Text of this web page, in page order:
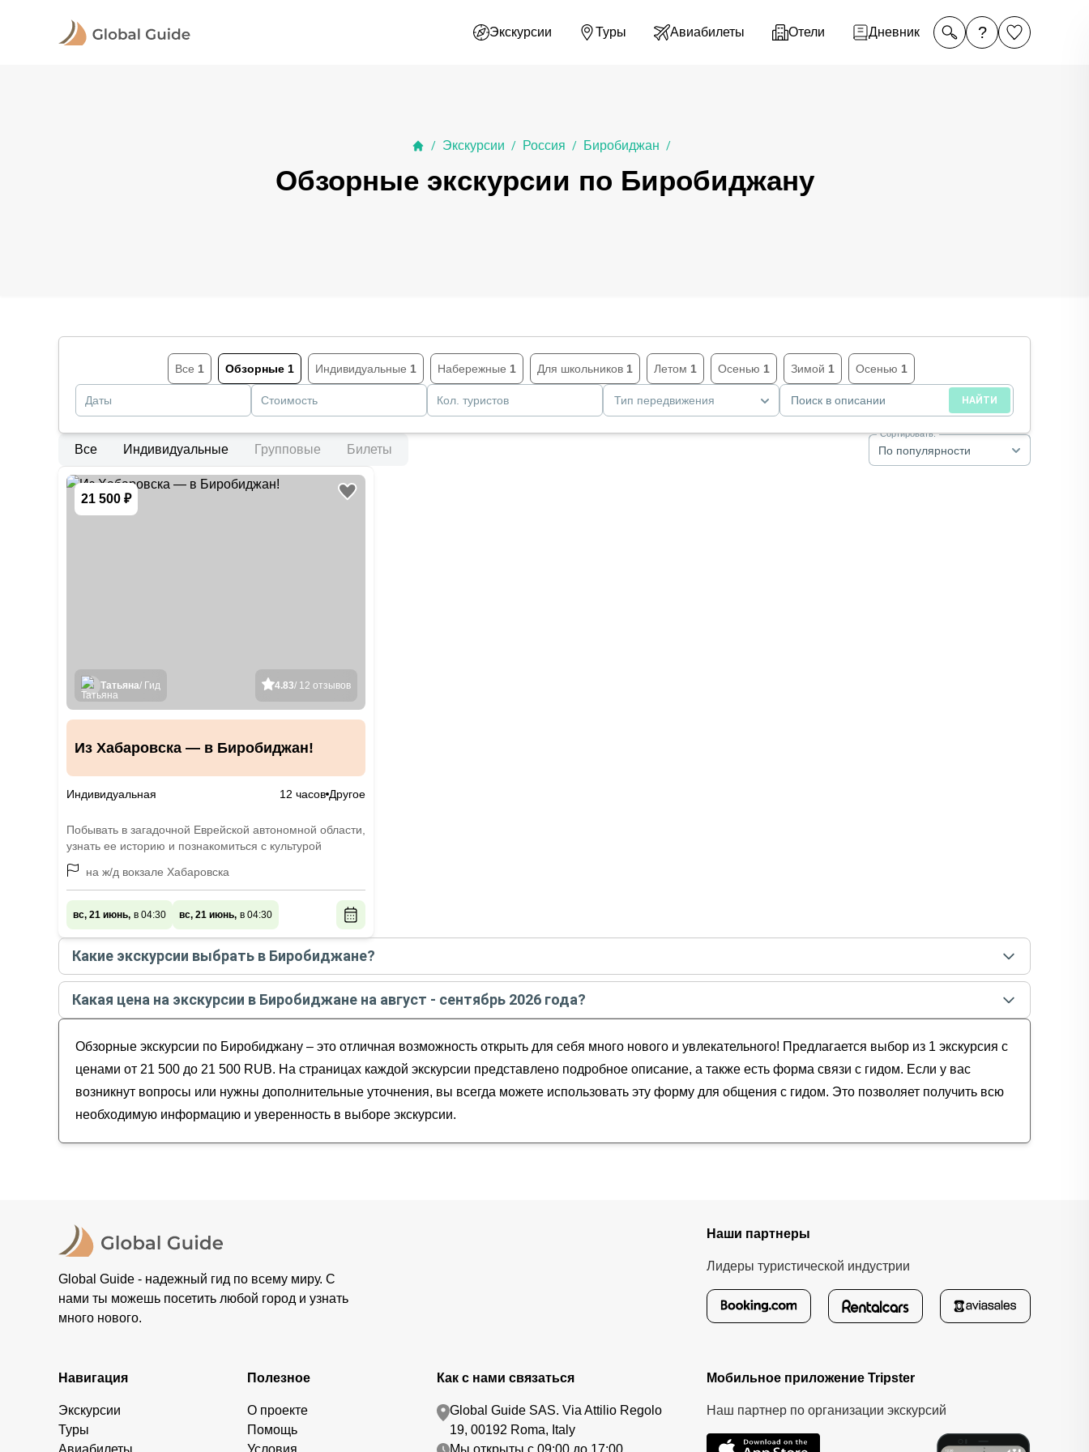
Экскурсии Туры Авиабилеты Отели Дневник ?
/ Экскурсии / Россия / Биробиджан /
Обзорные экскурсии по Биробиджану
Все 1 Обзорные 1 Индивидуальные 1 Набережные 1 Для школьников 1 Летом 1 Осенью 1 Зимой 1 Осенью 1
Даты Стоимость Кол. туристов Тип передвижения Поиск в описании НАЙТИ
Все Индивидуальные Групповые Билеты По популярности
Сортировать:
21 500 ₽
4.83/ 12 отзывов
Татьяна/ Гид
Из Хабаровска — в Биробиджан!
Индивидуальная 12 часов Другое
Побывать в загадочной Еврейской автономной области,
узнать ее историю и познакомиться с культурой
на ж/д вокзале Хабаровска
вс, 21 июнь, в 04:30 вс, 21 июнь, в 04:30
Какие экскурсии выбрать в Биробиджане?
Самые популярные экскурсиив Биробиджанев августе - сентябре 2026года:
Из Хабаровска — в Биробиджан!
Какая цена на экскурсии в Биробиджане на август - сентябрь 2026 года?
Обзорные экскурсии по Биробиджану – это отличная возможность открыть для себя много нового и увлекательного! Предлагается выбор из 1 экскурсия с
ценами от 21 500 до 21 500 RUB. На страницах каждой экскурсии представлено подробное описание, а также есть форма связи с гидом. Если у вас
возникнут вопросы или нужны дополнительные уточнения, вы всегда можете использовать эту форму для общения с гидом. Это позволяет получить всю
необходимую информацию и уверенность в выборе экскурсии.
Global Guide - надежный гид по всему миру. С
нами ты можешь посетить любой город и узнать
много нового.
Наши партнеры
Лидеры туристической индустрии
Навигация
Экскурсии
Туры
Авиабилеты
Полезное
О проекте
Помощь
Условия
Как с нами связаться
Global Guide SAS. Via Attilio Regolo
19, 00192 Roma, Italy
Мы открыты с 09:00 до 17:00
Мобильное приложение Tripster
Наш партнер по организации экскурсий